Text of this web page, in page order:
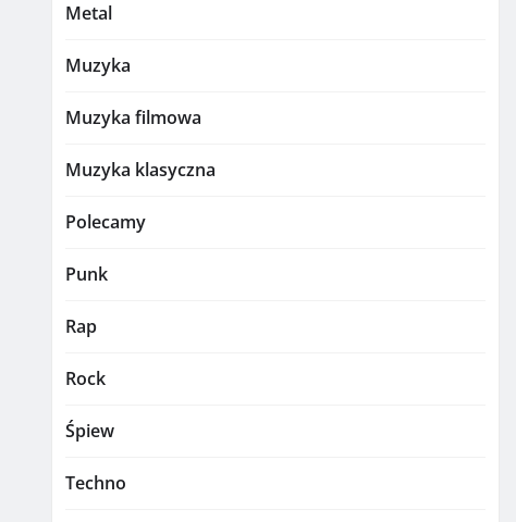
Metal
Muzyka
Muzyka filmowa
Muzyka klasyczna
Polecamy
Punk
Rap
Rock
Śpiew
Techno